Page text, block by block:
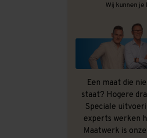
Wij kunnen je
Een maat die
staat? Hogere
Speciale
experts werken
Maatwerk is